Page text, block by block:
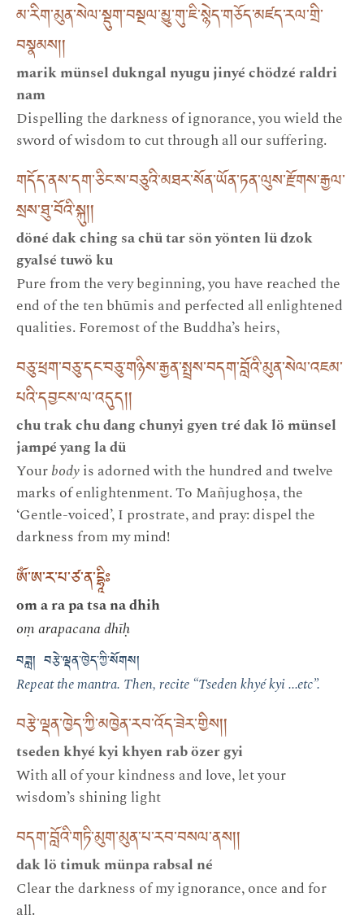
མ་རིག་མུན་སེལ་སྡུག་བསྔལ་མྱུ་གུ་ཇི་སྙེད་གཅོད་མཛད་རལ་གྲི་
བསྣམས། །
marik münsel dukngal nyugu jinyé chödzé raldri
nam
Dispelling the darkness of ignorance, you wield the
sword of wisdom to cut through all our suffering.
གདོད་ནས་དག་ཅིང་ས་བཅུའི་མཐར་སོན་ཡོན་ཏན་ལུས་རྫོགས་རྒྱལ་
སྲས་ཐུ་བོའི་སྐུ། །
döné dak ching sa chü tar sön yönten lü dzok
gyalsé tuwö ku
Pure from the very beginning, you have reached the
end of the ten bhūmis and perfected all enlightened
qualities. Foremost of the Buddha’s heirs,
བཅུ་ཕྲག་བཅུ་དང་བཅུ་གཉིས་རྒྱན་སྤྲས་བདག་བློའི་མུན་སེལ་འཇམ་
པའི་དབྱངས་ལ་འདུད། །
chu trak chu dang chunyi gyen tré dak lö münsel
jampé yang la dü
Yourbodyis adorned with the hundred and twelve
marks of enlightenment. To Mañjughoṣa, the
‘Gentle-voiced’, I prostrate, and pray: dispel the
darkness from my mind!
ཨོཾ་ཨ་ར་པ་ཙ་ན་དྷཱིཿ
om a ra pa tsa na dhih
oṃ arapacana dhīḥ
བཟླ། བརྩེ་ལྡན་ཁྱེད་ཀྱི་སོགས།
Repeat the mantra. Then, recite “Tseden khyé kyi ...etc”.
བརྩེ་ལྡན་ཁྱེད་ཀྱི་མཁྱེན་རབ་འོད་ཟེར་གྱིས། །
tseden khyé kyi khyen rab özer gyi
With all of your kindness and love, let your
wisdom’s shining light
བདག་བློའི་གཏི་མུག་མུན་པ་རབ་བསལ་ནས། །
dak lö timuk münpa rabsal né
Clear the darkness of my ignorance, once and for
all.